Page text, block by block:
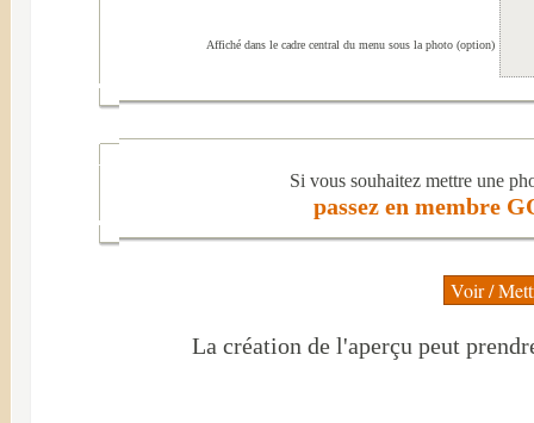
Affiché dans le cadre central du menu sous la photo (option)
Si vous souhaitez mettre une
passez en membre
La création de l'aperçu peut